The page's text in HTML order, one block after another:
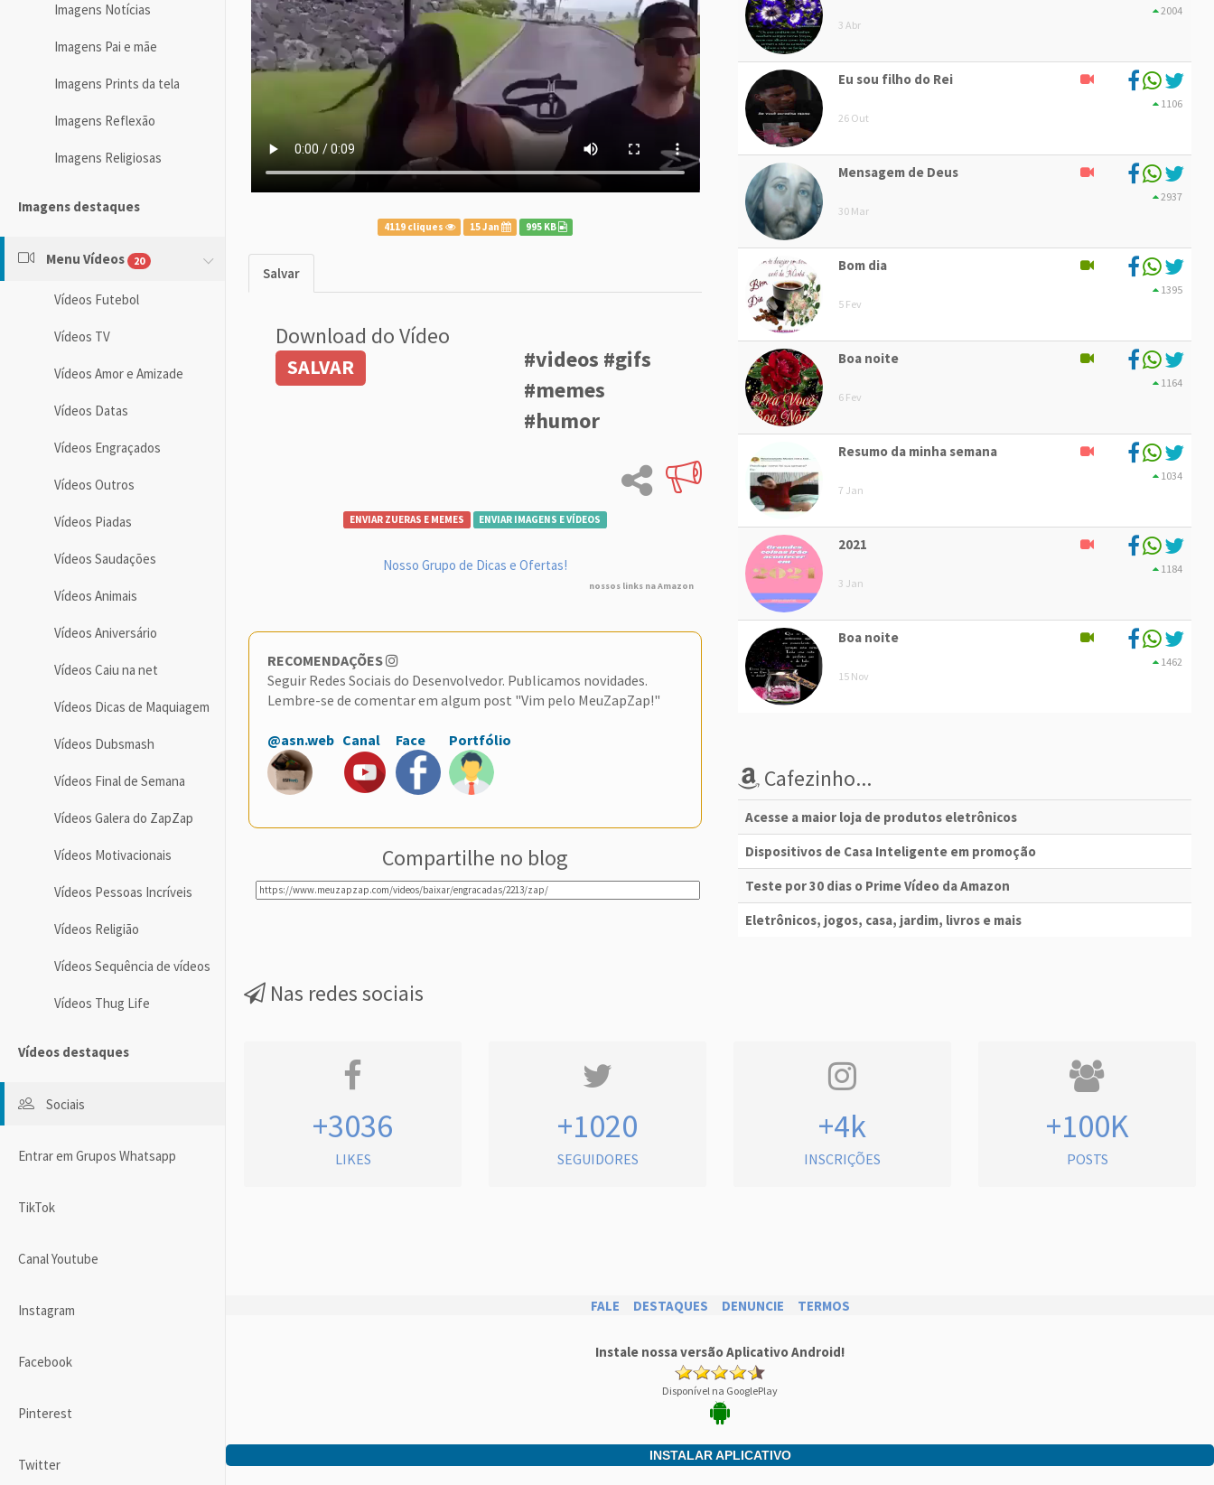
Imagens Notícias
Imagens Pai e mãe
Imagens Prints da tela
Imagens Reflexão
Imagens Religiosas
Imagens destaques
Menu Vídeos 20
Vídeos Futebol
Vídeos TV
Vídeos Amor e Amizade
Vídeos Datas
Vídeos Engraçados
Vídeos Outros
Vídeos Piadas
Vídeos Saudações
Vídeos Animais
Vídeos Aniversário
Vídeos Caiu na net
Vídeos Dicas de Maquiagem
Vídeos Dubsmash
Vídeos Final de Semana
Vídeos Galera do ZapZap
Vídeos Motivacionais
Vídeos Pessoas Incríveis
Vídeos Religião
Vídeos Sequência de vídeos
Vídeos Thug Life
Vídeos destaques
Sociais
Entrar em Grupos Whatsapp
TikTok
Canal Youtube
Instagram
Facebook
Pinterest
Twitter
4119 cliques 15 Jan 995 KB
Salvar
Download do Vídeo
SALVAR
#videos #gifs
#memes
#humor
ENVIAR ZUERAS E MEMES ENVIAR IMAGENS E VÍDEOS
Nosso Grupo de Dicas e Ofertas!
nossos links na Amazon
RECOMENDAÇÕES
Seguir Redes Sociais do Desenvolvedor. Publicamos novidades.
Lembre-se de comentar em algum post "Vim pelo MeuZapZap!"
@asn.web Canal Face Portfólio
Compartilhe no blog
3 Abr
2004
Eu sou filho do Rei
26 Out
1106
Mensagem de Deus
30 Mar
2937
Bom dia
5 Fev
1395
Boa noite
6 Fev
1164
Resumo da minha semana
7 Jan
1034
2021
3 Jan
1184
Boa noite
15 Nov
1462
Cafezinho...
Acesse a maior loja de produtos eletrônicos
Dispositivos de Casa Inteligente em promoção
Teste por 30 dias o Prime Vídeo da Amazon
Eletrônicos, jogos, casa, jardim, livros e mais
Nas redes sociais
+3036
LIKES
+1020
SEGUIDORES
+4k
INSCRIÇÕES
+100K
POSTS
FALE DESTAQUES DENUNCIE TERMOS
Instale nossa versão Aplicativo Android!
Disponível na GooglePlay
INSTALAR APLICATIVO